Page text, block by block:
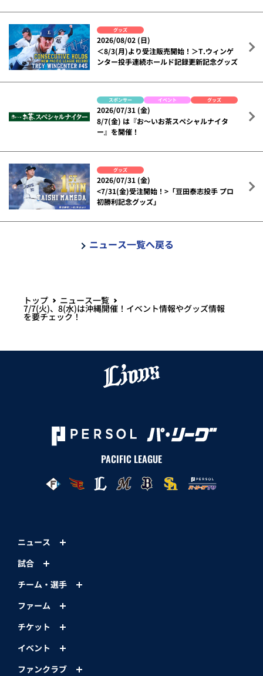
グッズ
2026/08/02 (日)
＜8/3(月)より受注販売開始！＞T.ウィンゲ
ンター投手連続ホールド記録更新記念グッズ
スポンサー イベント グッズ
2026/07/31 (金)
8/7(金) は『お～いお茶スペシャルナイタ
ー』を開催！
グッズ
2026/07/31 (金)
<7/31(金)受注開始！>「豆田泰志投手 プロ
初勝利記念グッズ」
ニュース一覧へ戻る
トップ ニュース一覧
7/7(火)、8(水)は沖縄開催！イベント情報やグッズ情報
を要チェック！
PACIFIC LEAGUE
ニュース
試合
チーム・選手
ファーム
チケット
イベント
ファンクラブ